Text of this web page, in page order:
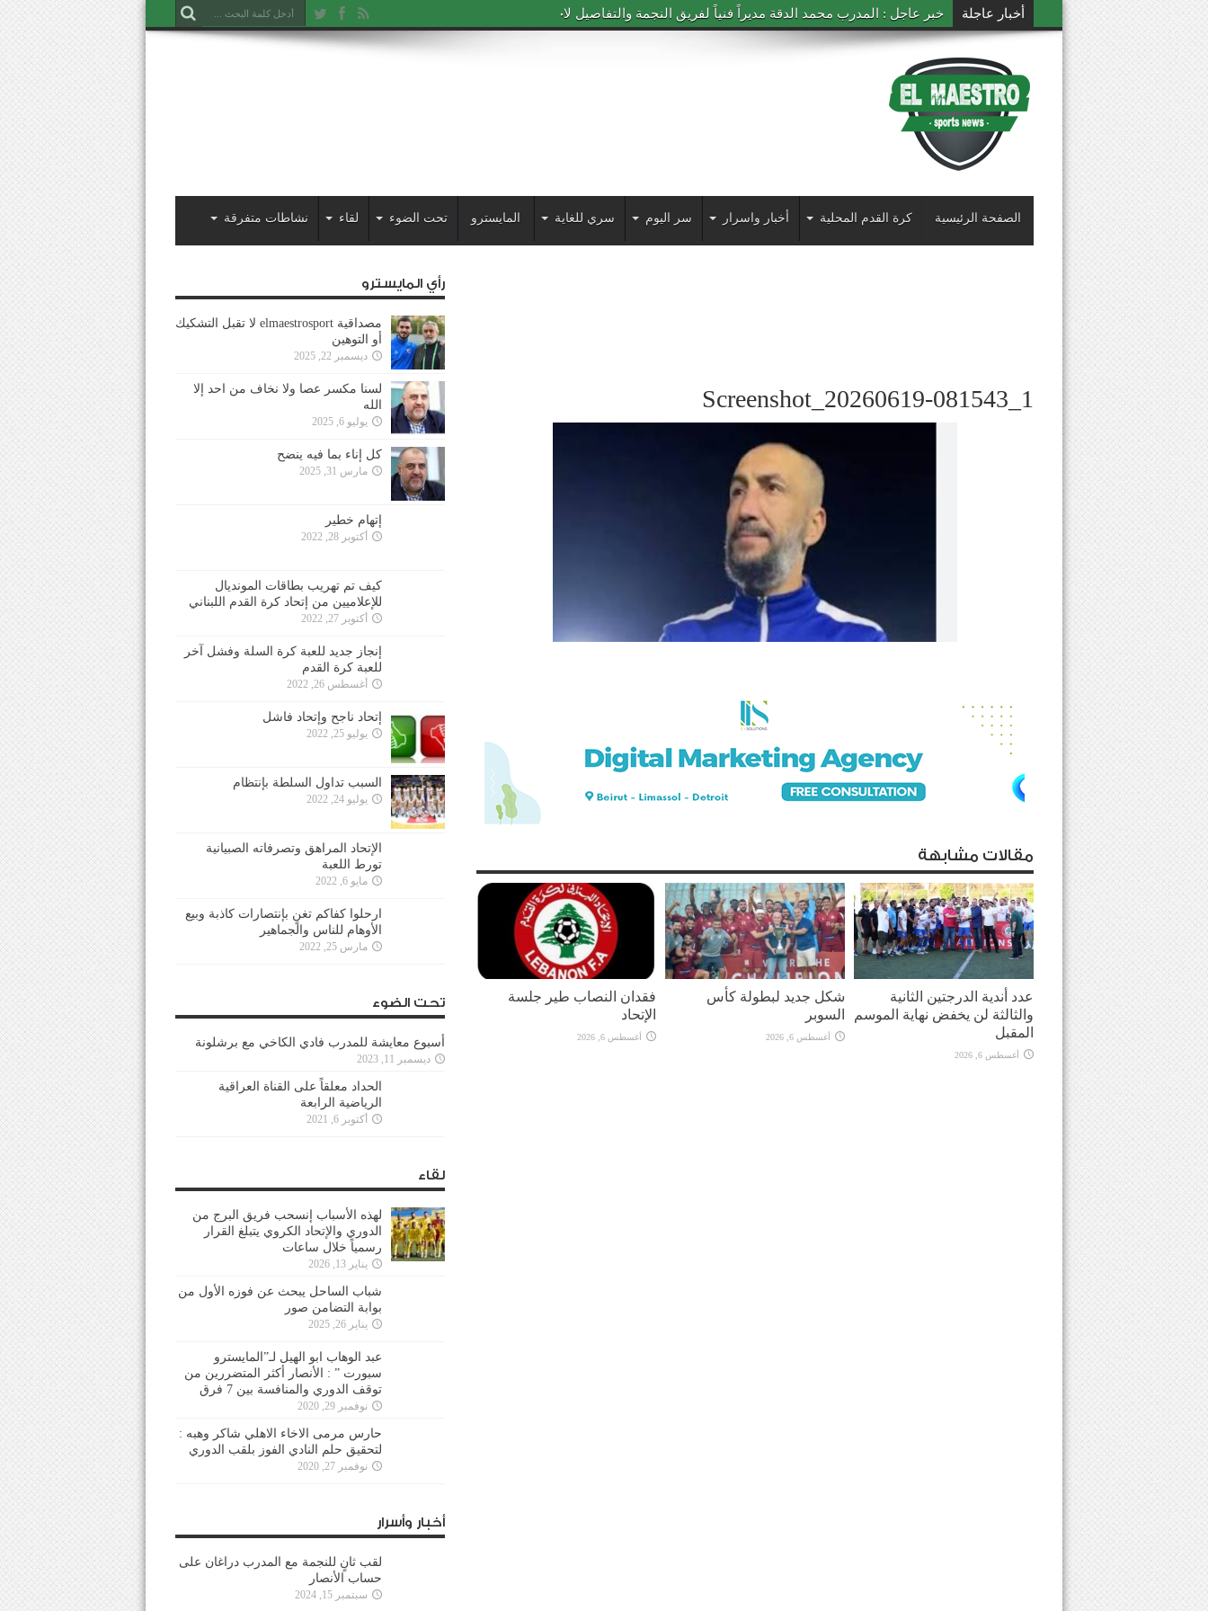
أخبار عاجلة خبر عاجل : المدرب محمد الدقة مديراً فنياً لفريق النجمة والتفاصيل لاحقاً
الصفحة الرئيسية كرة القدم المحلية أخبار واسرار سر اليوم سري للغاية المايسترو تحت الضوء لقاء نشاطات متفرقة
Screenshot_20260619-081543_1
مقالات مشابهة
عدد أندية الدرجتين الثانية
والثالثة لن يخفض نهاية الموسم
المقبل
أغسطس 6, 2026
شكل جديد لبطولة كأس
السوبر
أغسطس 6, 2026
فقدان النصاب طير جلسة
الإتحاد
أغسطس 6, 2026
رأي المايسترو
مصداقية elmaestrosport لا تقبل التشكيك
أو التوهين
ديسمبر 22, 2025
لسنا مكسر عصا ولا نخاف من احد إلا
الله
يوليو 6, 2025
كل إناء بما فيه ينضح
مارس 31, 2025
إتهام خطير
أكتوبر 28, 2022
كيف تم تهريب بطاقات المونديال
للإعلاميين من إتحاد كرة القدم اللبناني
أكتوبر 27, 2022
إنجاز جديد للعبة كرة السلة وفشل آخر
للعبة كرة القدم
أغسطس 26, 2022
إتحاد ناجح وإتحاد فاشل
يوليو 25, 2022
السبب تداول السلطة بإنتظام
يوليو 24, 2022
الإتحاد المراهق وتصرفاته الصبيانية
تورط اللعبة
مايو 6, 2022
ارحلوا كفاكم تغنٍ بإنتصارات كاذبة وبيع
الأوهام للناس والجماهير
مارس 25, 2022
تحت الضوء
أسبوع معايشة للمدرب فادي الكاخي مع برشلونة
ديسمبر 11, 2023
الحداد معلقاً على القناة العراقية
الرياضية الرابعة
أكتوبر 6, 2021
لقاء
لهذه الأسباب إنسحب فريق البرج من
الدوري والإتحاد الكروي يتبلغ القرار
رسمياً خلال ساعات
يناير 13, 2026
شباب الساحل يبحث عن فوزه الأول من
بوابة التضامن صور
يناير 26, 2025
عبد الوهاب ابو الهيل لـ”المايسترو
سبورت ” : الأنصار أكثر المتضررين من
توقف الدوري والمنافسة بين 7 فرق
نوفمبر 29, 2020
حارس مرمى الاخاء الاهلي شاكر وهبه :
لتحقيق حلم النادي الفوز بلقب الدوري
نوفمبر 27, 2020
أخبار وأسرار
لقب ثانٍ للنجمة مع المدرب دراغان على
حساب الأنصار
سبتمبر 15, 2024